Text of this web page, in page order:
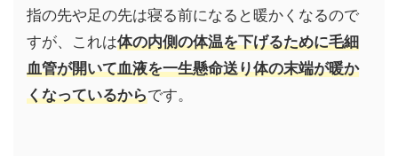
指の先や足の先は寝る前になると暖かくなるので
すが、これは体の内側の体温を下げるために毛細
血管が開いて血液を一生懸命送り体の末端が暖か
くなっているからです。